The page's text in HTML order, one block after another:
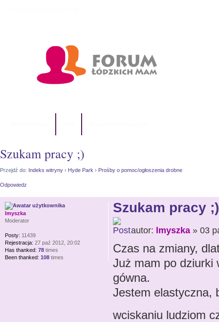
Szukam pracy ;)
Przejdź do: Indeks witryny › Hyde Park › Prośby o pomoc/ogłoszenia drobne
Odpowiedz
Szukam pracy ;)
autor: lmyszka» 03
Czas na zmiany,
Już mam po dziurki
gówna.
Jestem elastyczna,
wciskaniu ludziom
lmyszka
Moderator
Posty: 11439
Rejestracja: 27 paź 2012, 20:02
Has thanked: 78 times
Been thanked: 108 times